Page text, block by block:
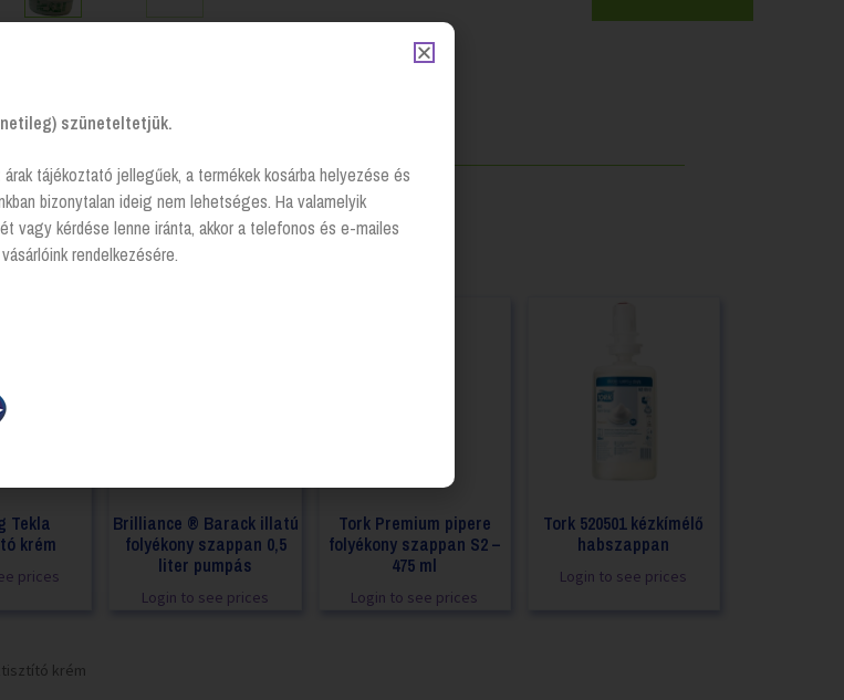
Tekla
krém
prices
Brilliance ® Barack illatú
folyékony szappan 0,5
liter pumpás
Login to see prices
Tork Premium pipere
folyékony szappan S2 –
475 ml
Login to see prices
Tork 520501 kézkímélő
habszappan
Login to see prices
krém
szüneteltetjük.
tájékoztató jellegűek, a termékek kosárba helyezése és
bizonytalan ideig nem lehetséges. Ha valamelyik
vagy kérdése lenne iránta, akkor a telefonos és e-mailes
rendelkezésére.